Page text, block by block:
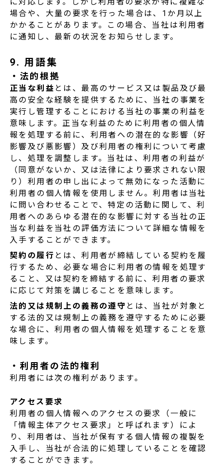
場合や、大量の要求を行った場合は、1か月以上
かかることがあります。この場合、当社は利用者
に通知し、最新の状況をお知らせします。
9. 用語集
・法的根拠
正当な利益 とは、最高のサービス又は製品及び最
高の安全な経験を提供するために、当社の事業を
実行し管理することにおける当社の事業の利益を
意味します。正当な利益のために利用者の個人情
報を処理する前に、利用者への潜在的な影響（好
影響及び悪影響）及び利用者の権利について考慮
し、処理を調整します。当社は、利用者の利益が
（同意がないか、又は法律により要求されない限
り）利用者の申し出によって無効になった活動に
利用者の個人情報を使用しません。利用者は当社
に問い合わせることで、特定の活動に関して、利
用者へのあらゆる潜在的な影響に対する当社の正
当な利益を当社の評価方法について詳細な情報を
入手することができます。
契約の履行 とは、利用者が締結している契約を履
行するため、必要な場合に利用者の情報を処理す
ること、又は契約を締結する前に、利用者の要求
に応じて対策を講じることを意味します。
法的又は規制上の義務の遵守 とは、当社が対象と
する法的又は規制上の義務を遵守するために必要
な場合に、利用者の個人情報を処理することを意
味します。
・利用者の法的権利
利用者には次の権利があります。
アクセス要求
利用者の個人情報へのアクセスの要求（一般に
「情報主体アクセス要求」と呼ばれます）によ
り、利用者は、当社が保有する個人情報の複製を
入手し、当社が合法的に処理していることを確認
することができます。